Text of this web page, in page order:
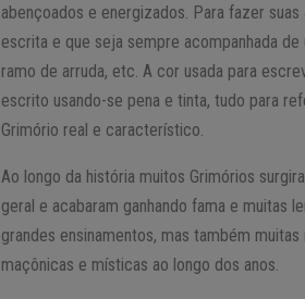
abençoados e energizados. Para fazer
escrita e que seja sempre acompanhada
ramo de arruda, etc. A cor usada para
escrito usando-se pena e tinta, tudo para
Grimório real e característico.
Ao longo da história muitos Grimórios
geral e acabaram ganhando fama e muitas
grandes ensinamentos, mas também
maçônicas e místicas ao longo dos anos.